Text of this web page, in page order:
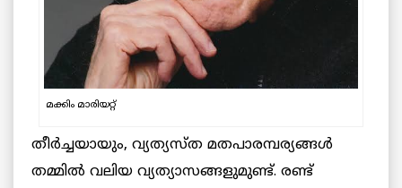
മക്കിം മാരിയറ്റ്
തീർച്ചയായും, വ്യത്യസ്ത മതപാരമ്പര്യങ്ങൾ
തമ്മിൽ വലിയ വ്യത്യാസങ്ങളുമുണ്ട്. രണ്ട്